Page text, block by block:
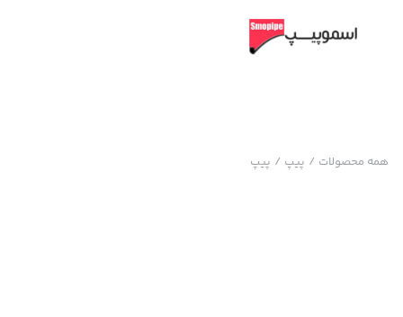
همه محصولات / پیپ / پیپ